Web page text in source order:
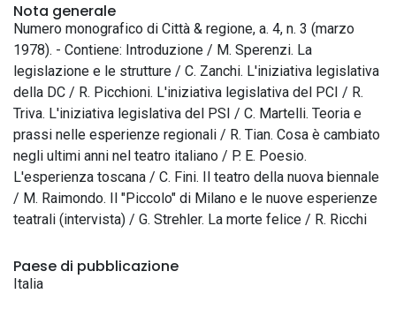
Nota generale
Numero monografico di Città & regione, a. 4, n. 3 (marzo
1978). - Contiene: Introduzione / M. Sperenzi. La
legislazione e le strutture / C. Zanchi. L'iniziativa legislativa
della DC / R. Picchioni. L'iniziativa legislativa del PCI / R.
Triva. L'iniziativa legislativa del PSI / C. Martelli. Teoria e
prassi nelle esperienze regionali / R. Tian. Cosa è cambiato
negli ultimi anni nel teatro italiano / P. E. Poesio.
L'esperienza toscana / C. Fini. Il teatro della nuova biennale
/ M. Raimondo. Il "Piccolo" di Milano e le nuove esperienze
teatrali (intervista) / G. Strehler. La morte felice / R. Ricchi
Paese di pubblicazione
Italia